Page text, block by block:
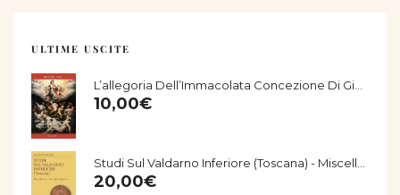
ULTIME USCITE
10,00€
20,00€